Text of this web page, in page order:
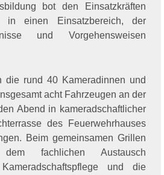
bot den Einsatzkräften
in einen Einsatzbereich, der
und Vorgehensweisen
die rund 40 Kameradinnen und
acht Fahrzeugen an der
Abend in kameradschaftlicher
des Feuerwehrhauses
Beim gemeinsamen Grillen
fachlichen Austausch
und die